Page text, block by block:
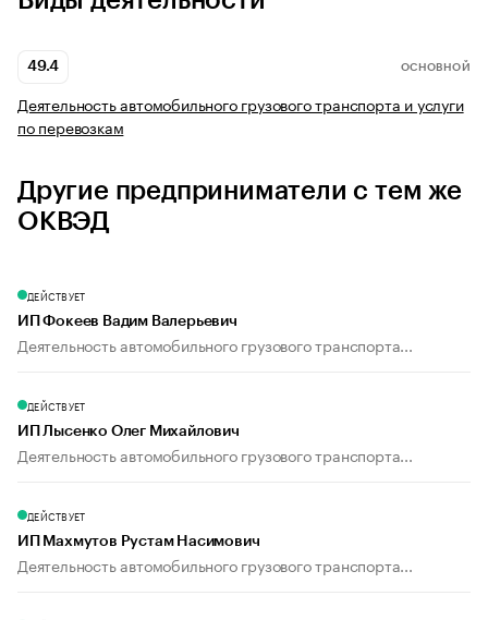
49.4 ОСНОВНОЙ
Деятельность автомобильного грузового транспорта и услуги
по перевозкам
Другие предприниматели с тем же
ОКВЭД
ДЕЙСТВУЕТ
ИП Фокеев Вадим Валерьевич
Деятельность автомобильного грузового транспорта...
ДЕЙСТВУЕТ
ИП Лысенко Олег Михайлович
Деятельность автомобильного грузового транспорта...
ДЕЙСТВУЕТ
ИП Махмутов Рустам Насимович
Деятельность автомобильного грузового транспорта...